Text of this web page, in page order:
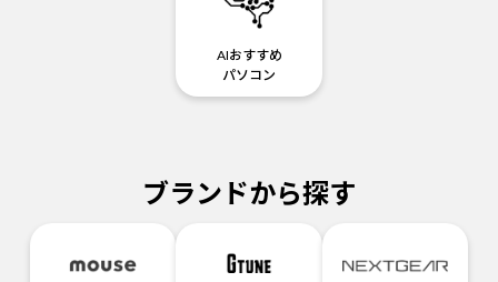
AIおすすめ
パソコン
ブランドから探す